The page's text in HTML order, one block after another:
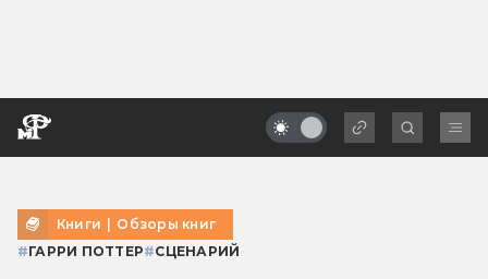
Книги | Обзоры книг
#ГАРРИ ПОТТЕР#СЦЕНАРИЙ